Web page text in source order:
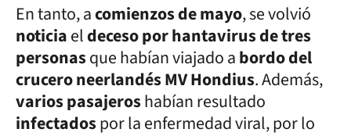
En tanto, acomienzos de mayo, se volvió
noticiaeldeceso por hantavirus de tres
personasque habían viajado abordo del
crucero neerlandés MV Hondius. Además,
varios pasajeroshabían resultado
infectadospor la enfermedad viral, por lo